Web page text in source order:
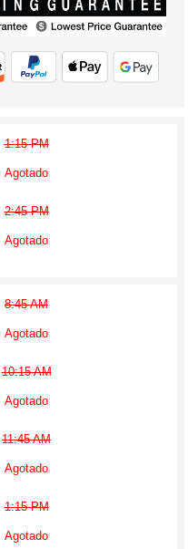
1:15 PM
Agotado
2:45 PM
Agotado
8:45 AM
Agotado
10:15 AM
Agotado
11:45 AM
Agotado
1:15 PM
Agotado